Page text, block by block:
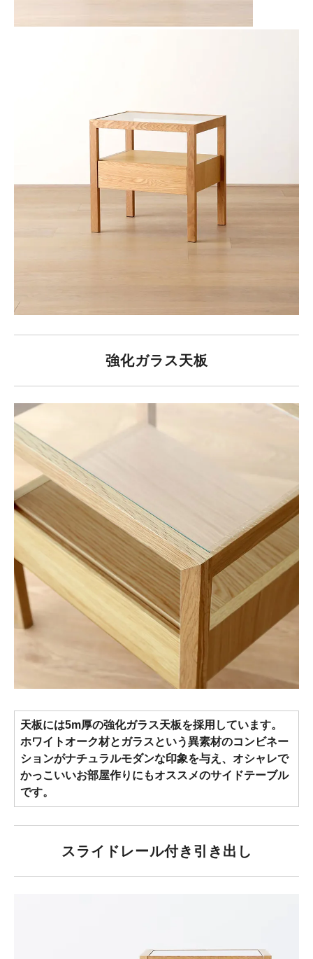
強化ガラス天板
天板には5m厚の強化ガラス天板を採用しています。
ホワイトオーク材とガラスという異素材のコンビネー
ションがナチュラルモダンな印象を与え、オシャレで
かっこいいお部屋作りにもオススメのサイドテーブル
です。
スライドレール付き引き出し